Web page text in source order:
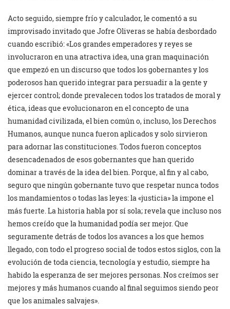
Acto seguido, siempre frío y calculador, le comentó a su
improvisado invitado que Jofre Oliveras se había desbordado
cuando escribió: «Los grandes emperadores y reyes se
involucraron en una atractiva idea, una gran maquinación
que empezó en un discurso que todos los gobernantes y los
poderosos han querido integrar para persuadir a la gente y
ejercer control; donde prevalecen todos los tratados de moral y
ética, ideas que evolucionaron en el concepto de una
humanidad civilizada, el bien común o, incluso, los Derechos
Humanos, aunque nunca fueron aplicados y solo sirvieron
para adornar las constituciones. Todos fueron conceptos
desencadenados de esos gobernantes que han querido
dominar a través de la idea del bien. Porque, al fin y al cabo,
seguro que ningún gobernante tuvo que respetar nunca todos
los mandamientos o todas las leyes: la «justicia» la impone el
más fuerte. La historia habla por sí sola; revela que incluso nos
hemos creído que la humanidad podía ser mejor. Que
seguramente detrás de todos los avances a los que hemos
llegado, con todo el progreso social de todos estos siglos, con la
evolución de toda ciencia, tecnología y estudio, siempre ha
habido la esperanza de ser mejores personas. Nos creímos ser
mejores y más humanos cuando al final seguimos siendo peor
que los animales salvajes».